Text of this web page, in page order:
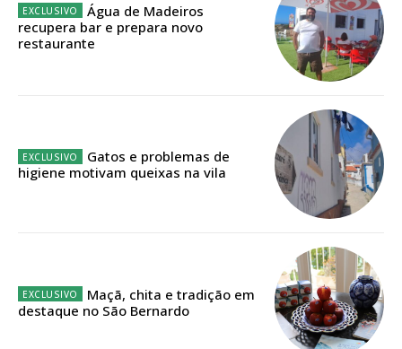
Edição em papel entregue à Quinta-feira em sua
Ofertas para assinatura anual
ASSINATURA
DIGITAL ANUAL
Água de Madeiros
recupera bar e prepara novo
restaurante
Gatos e problemas de
higiene motivam queixas na vila
Maçã, chita e tradição em
destaque no São Bernardo